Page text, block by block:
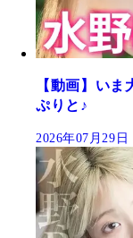
【動画】い
ぷりと♪
2026年07月29日